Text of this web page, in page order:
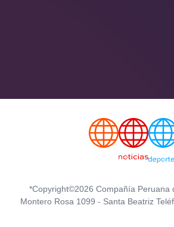
*Copyright©2026 Compañía Peruana
Montero Rosa 1099 - Santa Beatriz